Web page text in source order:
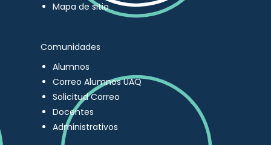
Mapa de sitio
Comunidades
Alumnos
Correo Alumnos UAQ
Solicitud Correo
Docentes
Administrativos